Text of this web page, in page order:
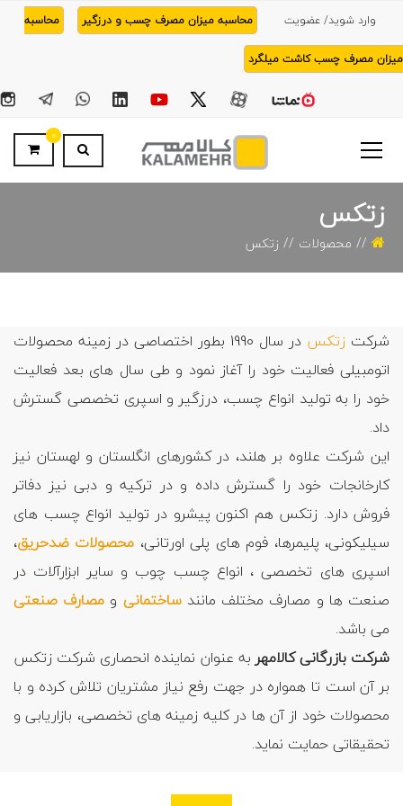
وارد شوید/ عضویت محاسبه میزان مصرف چسب و درزگیر محاسبه
میزان مصرف چسب کاشت میلگرد
0
زتکس
محصولات زتکس
شرکت زتکس
در سال 1990 بطور اختصاصی در زمینه محصولات
اتومبیلی فعالیت خود را آغاز نمود و طی سال های بعد فعالیت
خود را به تولید انواع چسب، درزگیر و اسپری تخصصی گسترش
داد.
این شرکت علاوه بر هلند، در کشورهای انگلستان و لهستان نیز
کارخانجات خود را گسترش داده و در ترکیه و دبی نیز دفاتر
فروش دارد. زتکس هم اکنون پیشرو در تولید انواع چسب های
سیلیکونی، پلیمرها، فوم های پلی اورتانی، محصولات ضدحریق،
اسپری های تخصصی ، انواع چسب چوب و سایر ابزارآلات در
صنعت ها و مصارف مختلف مانندساختمانی و مصارف صنعتی
می باشد.
شرکت بازرگانی کالامهربه عنوان نماینده انحصاری شرکت زتکس
بر آن است تا همواره در جهت رفع نیاز مشتریان تلاش کرده و با
محصولات خود از آن ها در کلیه زمینه های تخصصی، بازاریابی و
تحقیقاتی حمایت نماید.